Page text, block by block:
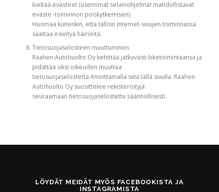
kieltää evästeet (useimmat selainohjelmat mahdollistavat
eväste -toiminnon poiskytkemisen).
Huomaa kuitenkin, että tällöin Internet-sivujen toiminnassa
saattaa esiintyä häiriöitä.
Tietosuojaselosteen muuttuminen
Raahen Autohuolto Oy kehittää jatkuvasti liiketoimintaansa ja
pidättää siksi oikeuden muuttaa
tietosuojaselostetta ilmoittamalla siitä tällä sivulla. Raahen
Autohuolto Oy suosittelee rekisteröityjä
seuraamaan tietosuojaselostetta säännöllisesti.
LÖYDÄT MEIDÄT MYÖS FACEBOOKISTA JA
INSTAGRAMISTA